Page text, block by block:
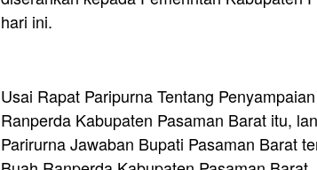
hari ini.
Usai Rapat Paripurna Tentang
Ranperda Kabupaten Pasaman Barat itu,
Parirurna Jawaban Bupati Pasaman Barat